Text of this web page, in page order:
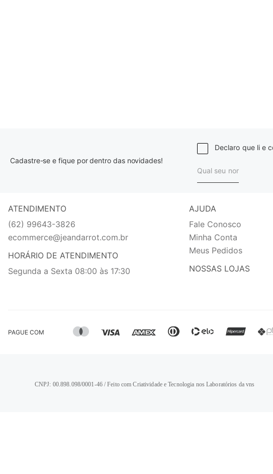
Cadastre-se e fique por dentro das novidades!
Declaro que li e
ATENDIMENTO
(62) 99643-3826
ecommerce@jeandarrot.com.br
HORÁRIO DE ATENDIMENTO
Segunda a Sexta 08:00 às 17:30
AJUDA
Fale Conosco
Minha Conta
Meus Pedidos
NOSSAS LOJAS
PAGUE COM
CNPJ: 00.898.098/0001-46 / Feito com Criatividade e Tecnologia nos Laboratórios da vns